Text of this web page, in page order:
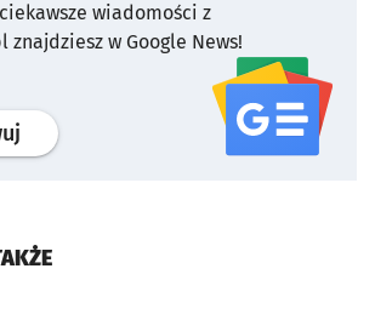
wiadomości z
znajdziesz w Google News!
profil serwisu